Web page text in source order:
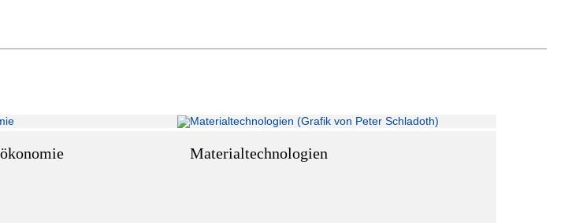
Materialtechnologien